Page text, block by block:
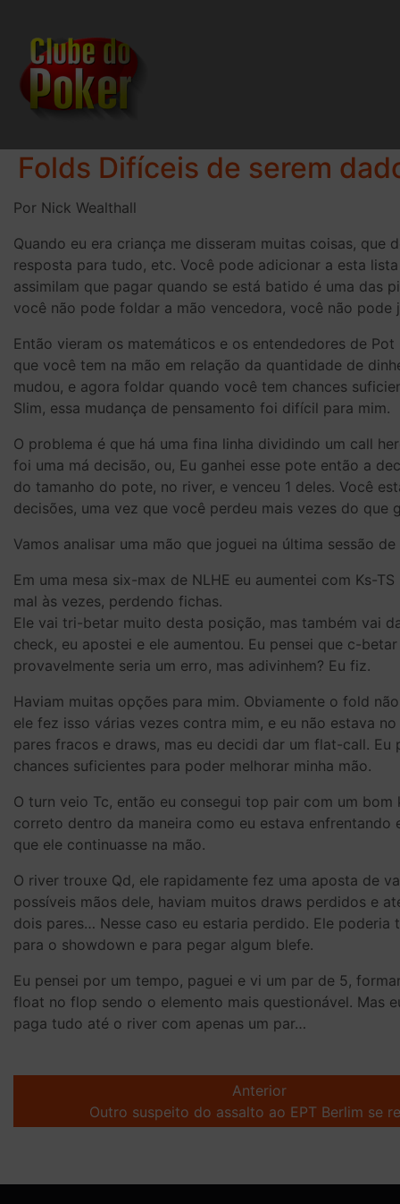
Folds Difíceis de serem
Por Nick Wealthall
Quando eu era criança me disseram muitas coisas,
resposta para tudo, etc. Você pode adicionar a esta
assimilam que pagar quando se está batido é uma das
você não pode foldar a mão vencedora, você não pode
Então vieram os matemáticos e os entendedores de
que você tem na mão em relação da quantidade de
mudou, e agora foldar quando você tem chances
Slim, essa mudança de pensamento foi difícil para mim.
O problema é que há uma fina linha dividindo um call
foi uma má decisão, ou, Eu ganhei esse pote então a
do tamanho do pote, no river, e venceu 1 deles. Você
decisões, uma vez que você perdeu mais vezes do que
Vamos analisar uma mão que joguei na última sessão
Em uma mesa six-max de NLHE eu aumentei com Ks-
mal às vezes, perdendo fichas.
Ele vai tri-betar muito desta posição, mas também vai
check, eu apostei e ele aumentou. Eu pensei que c-
provavelmente seria um erro, mas adivinhem? Eu fiz.
Haviam muitas opções para mim. Obviamente o fold
ele fez isso várias vezes contra mim, e eu não estava
pares fracos e draws, mas eu decidi dar um flat-call.
chances suficientes para poder melhorar minha mão.
O turn veio Tc, então eu consegui top pair com um
correto dentro da maneira como eu estava
que ele continuasse na mão.
O river trouxe Qd, ele rapidamente fez uma aposta de
possíveis mãos dele, haviam muitos draws perdidos e
dois pares… Nesse caso eu estaria perdido. Ele
para o showdown e para pegar algum blefe.
Eu pensei por um tempo, paguei e vi um par de 5,
float no flop sendo o elemento mais questionável. Mas
paga tudo até o river com apenas um par…
navigation
Anterior
Outro suspeito do assalto ao EPT Berlim se